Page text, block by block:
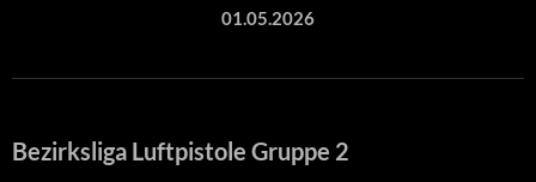
01.05.2026
Bezirksliga Luftpistole Gruppe 2